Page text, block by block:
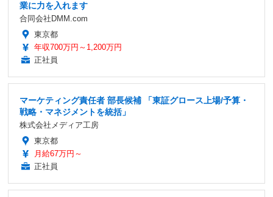
業に力を入れます
合同会社DMM.com
東京都
年収700万円～1,200万円
正社員
マーケティング責任者 部長候補 「東証グロース上場/予算・
戦略・マネジメントを統括」
株式会社メディア工房
東京都
月給67万円～
正社員